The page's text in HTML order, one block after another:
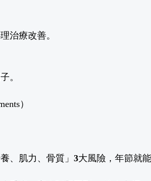
治療改善。
。
）
、肌力、骨質」3大風險，年節就